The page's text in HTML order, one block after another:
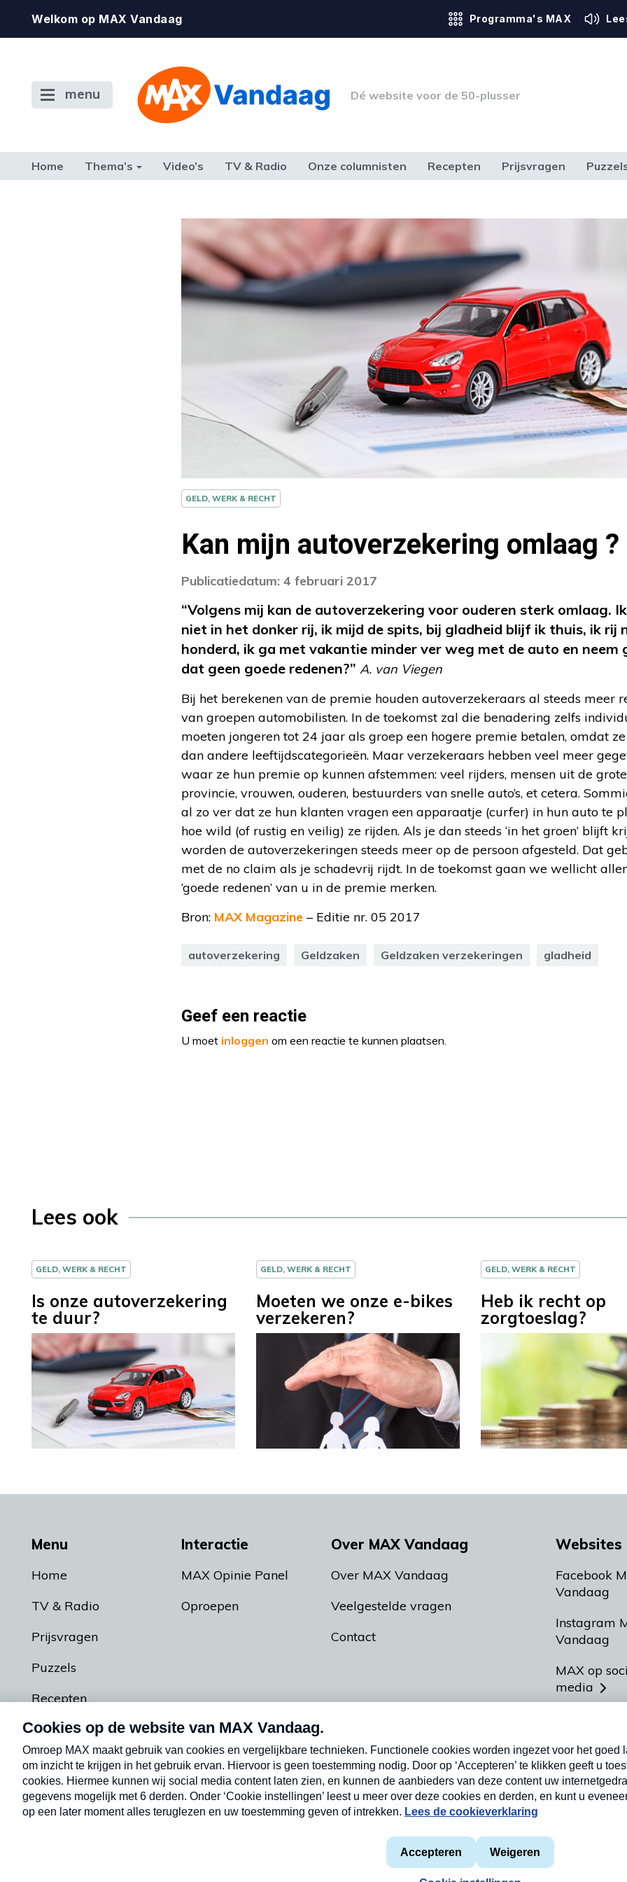
Welkom op MAX Vandaag Programma's MAX
menu Dé website voor de 50-plusser
Home Thema’s Video’s TV & Radio Onze columnisten Recepten Prijsvragen
GELD, WERK & RECHT
Kan mijn autoverzekering omlaag ?
Publicatiedatum: 4 februari 2017
“Volgens mij kan de autoverzekering voor ouderen sterk omlaag.
niet in het donker rij, ik mijd de spits, bij gladheid blijf ik thuis, ik rij
honderd, ik ga met vakantie minder ver weg met de auto en neem
dat geen goede redenen?” A. van Viegen
Bij het berekenen van de premie houden autoverzekeraars al steeds meer
van groepen automobilisten. In de toekomst zal die benadering zelfs
moeten jongeren tot 24 jaar als groep een hogere premie betalen, omdat
dan andere leeftijdscategorieën. Maar verzekeraars hebben veel meer
waar ze hun premie op kunnen afstemmen: veel rijders, mensen uit de
provincie, vrouwen, ouderen, bestuurders van snelle auto’s, et cetera.
al zo ver dat ze hun klanten vragen een apparaatje (curfer) in hun auto te
hoe wild (of rustig en veilig) ze rijden. Als je dan steeds ‘in het groen’ blijft
worden de autoverzekeringen steeds meer op de persoon afgesteld. Dat
met de no claim als je schadevrij rijdt. In de toekomst gaan we wellicht
‘goede redenen’ van u in de premie merken.
Bron: MAX Magazine – Editie nr. 05 2017
autoverzekering Geldzaken Geldzaken verzekeringen gladheid
Geef een reactie
U moet inloggen om een reactie te kunnen plaatsen.
Lees ook
GELD, WERK & RECHT
Is onze autoverzekering
te duur?
GELD, WERK & RECHT
Moeten we onze e-bikes
verzekeren?
GELD, WERK & RECHT
Heb ik recht op
zorgtoeslag?
Menu
Home
TV & Radio
Prijsvragen
Puzzels
Recepten
Podcasts
Interactie
MAX Opinie Panel
Oproepen
Over MAX Vandaag
Over MAX Vandaag
Veelgestelde vragen
Contact
Websites
Facebook
Vandaag
Instagram
Vandaag
MAX op
media
Meldpunt
Heel
Privacyverklaring
Cookieverklaring